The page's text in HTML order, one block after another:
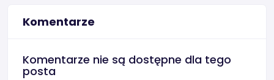
Komentarze
Komentarze nie są dostępne dla tego
posta